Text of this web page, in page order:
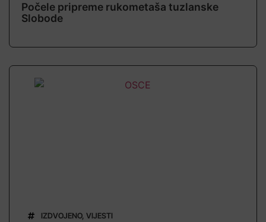
Počele pripreme rukometaša tuzlanske
Slobode
IZDVOJENO, VIJESTI